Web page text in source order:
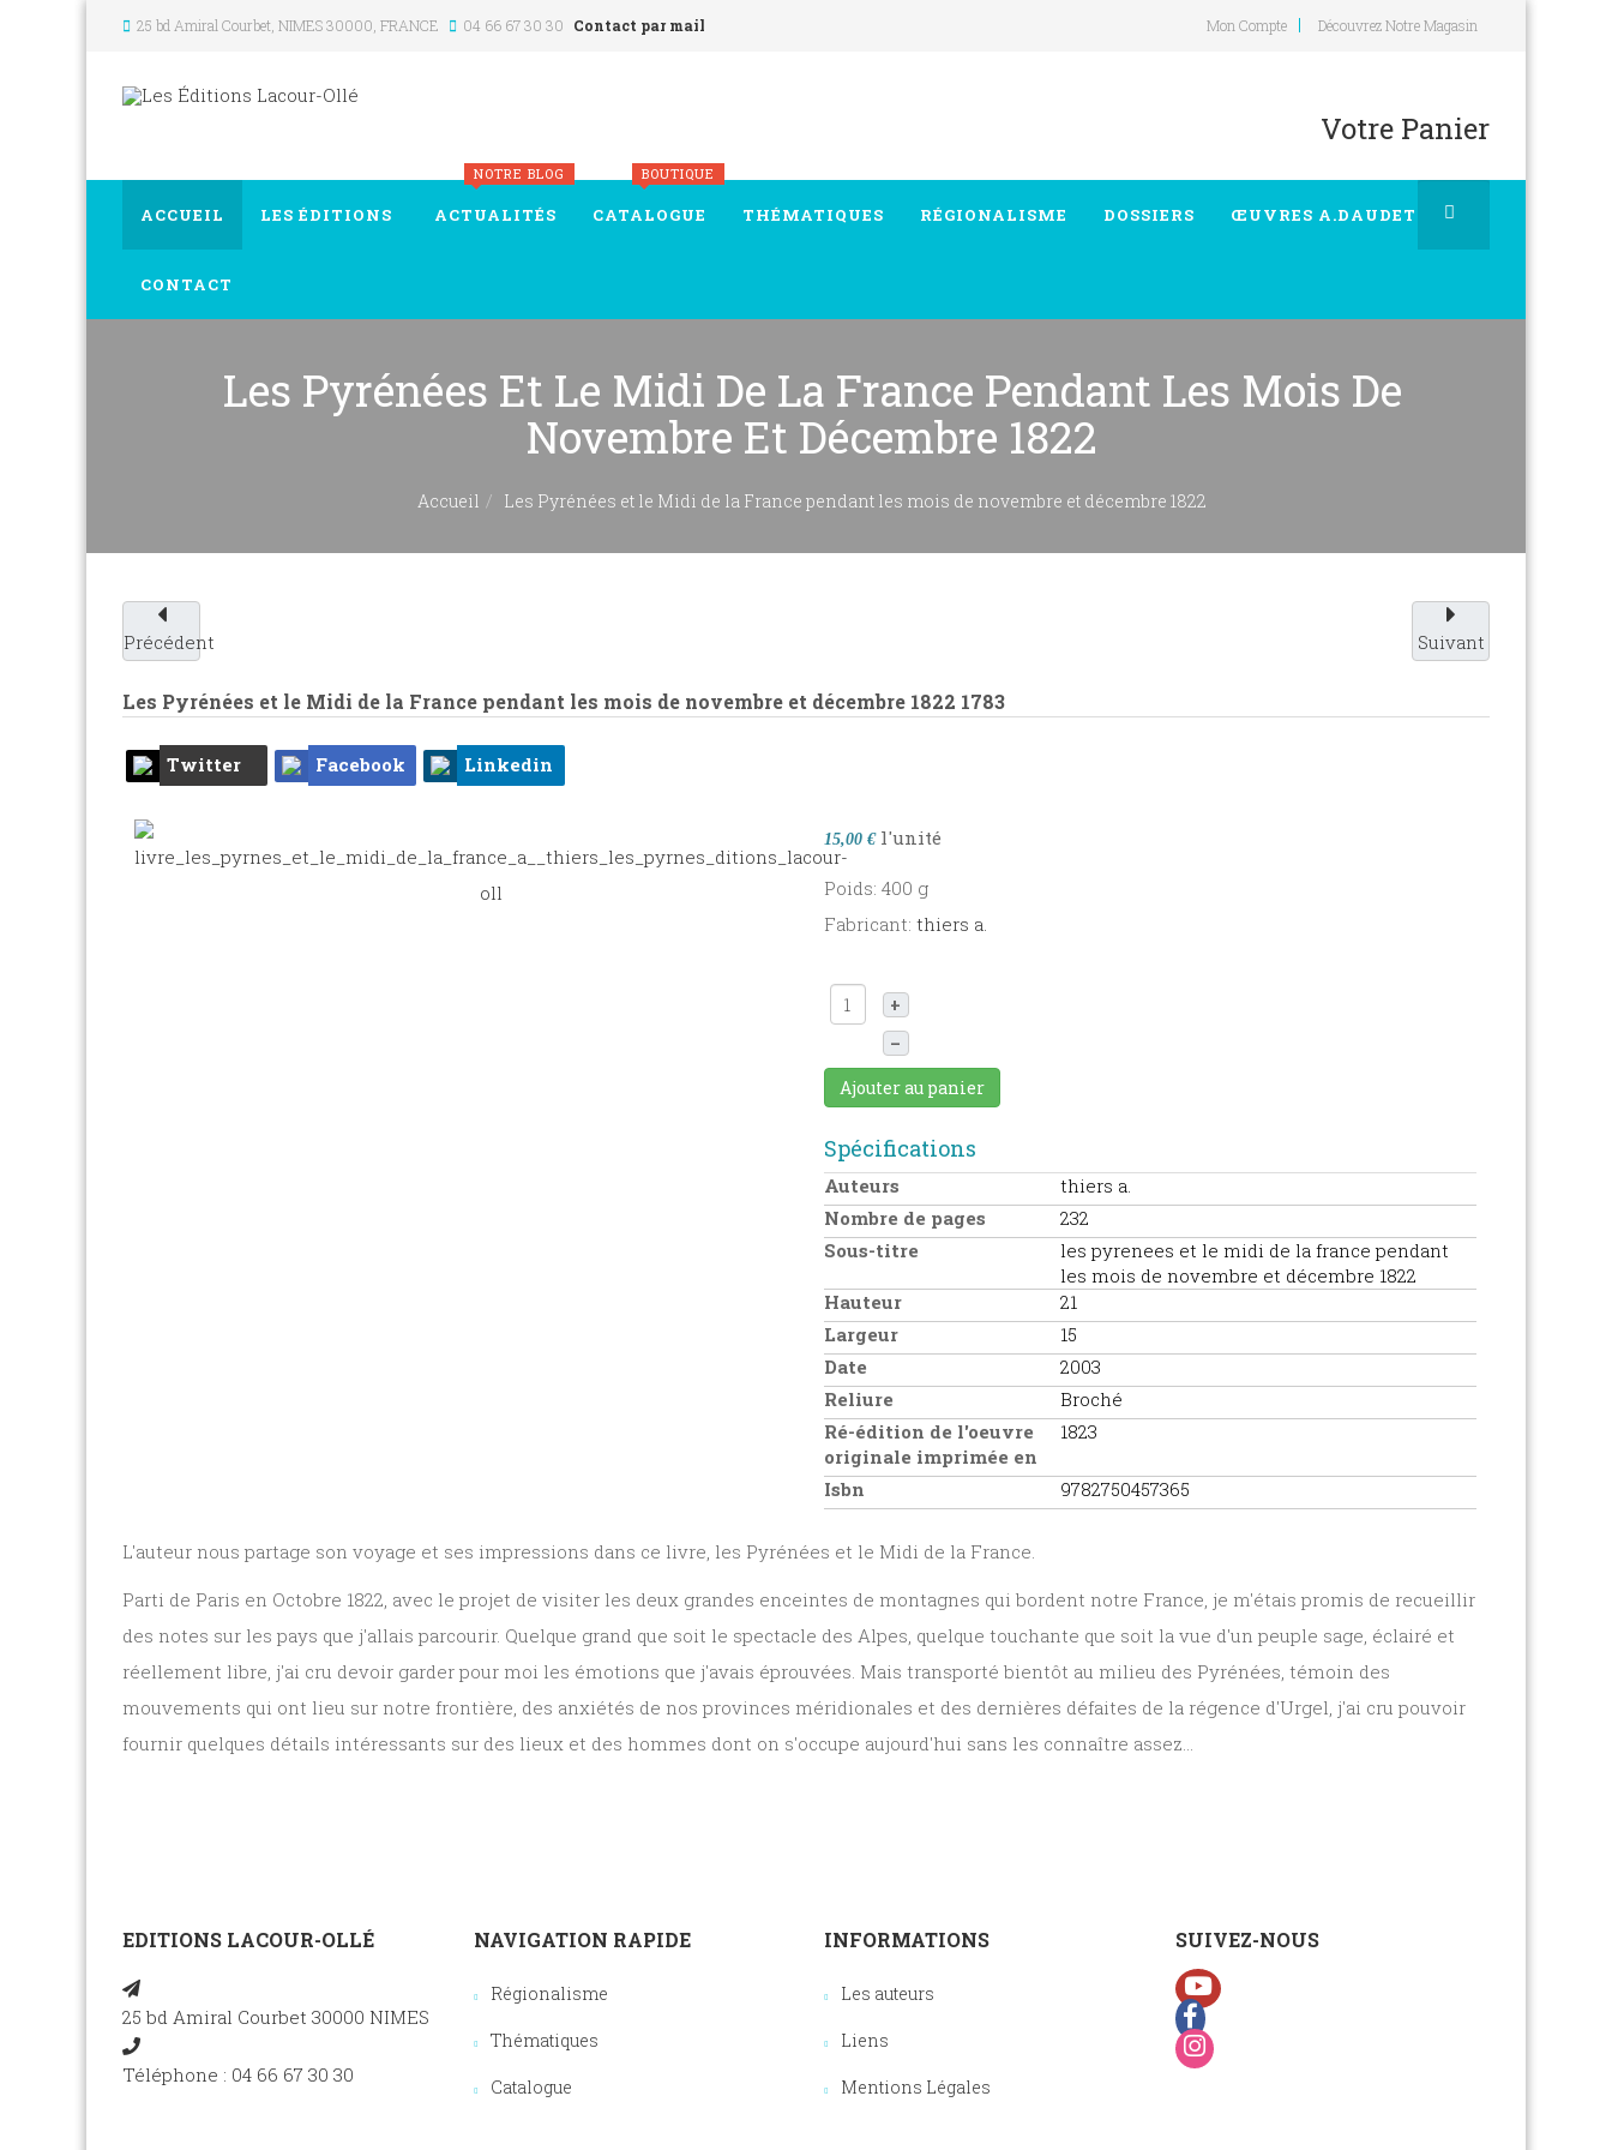
25 bd Amiral Courbet , NIMES30000 FRANCE 04 66 67 30 30 Contact par mail Mon Compte Découvrez Notre Magasin
Votre Panier
ACCUEIL LES ÉDITIONS ACTUALITÉS
NOTRE BLOG
CATALOGUE
BOUTIQUE
THÉMATIQUES RÉGIONALISME DOSSIERS ŒUVRES A.DAUDET
CONTACT
Les Pyrénées Et Le Midi De La France Pendant Les Mois De
Novembre Et Décembre 1822
Accueil Les Pyrénées et le Midi de la France pendant les mois de novembre et décembre 1822
Précédent Suivant
Les Pyrénées et le Midi de la France pendant les mois de novembre et décembre 1822 1783
Twitter Facebook Linkedin
15,00 € l'unité
Poids: 400 g
Fabricant: thiers a.
+
–
Ajouter au panier
Spécifications
Auteurs
thiers a.
Nombre de pages
232
Sous-titre
les pyrenees et le midi de la france pendant
les mois de novembre et décembre 1822
Hauteur
21
Largeur
15
Date
2003
Reliure
Broché
Ré-édition de l'oeuvre
originale imprimée en
1823
Isbn 9782750457365
L'auteur nous partage son voyage et ses impressions dans ce livre, les Pyrénées et le Midi de la France.
Parti de Paris en Octobre 1822, avec le projet de visiter les deux grandes enceintes de montagnes qui bordent notre France, je m'étais promis de recueillir
des notes sur les pays que j'allais parcourir. Quelque grand que soit le spectacle des Alpes, quelque touchante que soit la vue d'un peuple sage, éclairé et
réellement libre, j'ai cru devoir garder pour moi les émotions que j'avais éprouvées. Mais transporté bientôt au milieu des Pyrénées, témoin des
mouvements qui ont lieu sur notre frontière, des anxiétés de nos provinces méridionales et des dernières défaites de la régence d'Urgel, j'ai cru pouvoir
fournir quelques détails intéressants sur des lieux et des hommes dont on s'occupe aujourd'hui sans les connaître assez...
EDITIONS LACOUR-OLLÉ
25 bd Amiral Courbet 30000 NIMES
Téléphone : 04 66 67 30 30
NAVIGATION RAPIDE
Régionalisme
Thématiques
Catalogue
INFORMATIONS
Les auteurs
Liens
Mentions Légales
SUIVEZ-NOUS